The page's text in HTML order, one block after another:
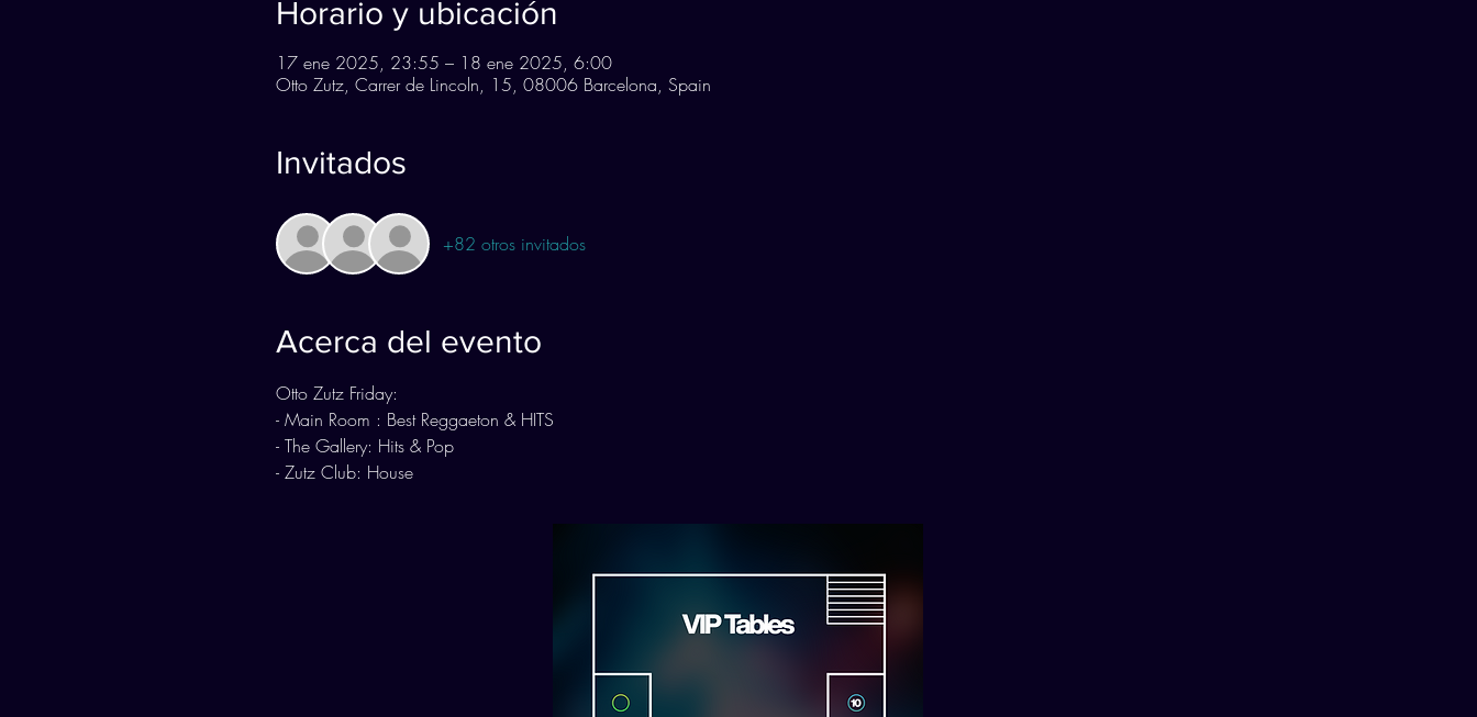
Horario y ubicación
17 ene 2025, 23:55 – 18 ene 2025, 6:00
Otto Zutz, Carrer de Lincoln, 15, 08006 Barcelona, Spain
Invitados
+82 otros invitados
Acerca del evento
Otto Zutz Friday:
- Main Room : Best Reggaeton & HITS
- The Gallery: Hits & Pop
- Zutz Club: House